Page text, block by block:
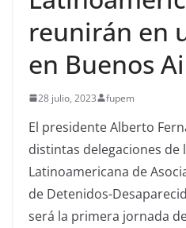
reunirán en
en Buenos
28 julio, 2023 fupem
El presidente Alberto
distintas delegaciones de
Latinoamericana de
de Detenidos-
será la primera jornada